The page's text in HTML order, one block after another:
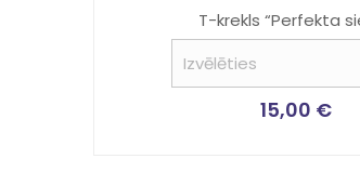
T-krekls “Perfekta
15,00 €